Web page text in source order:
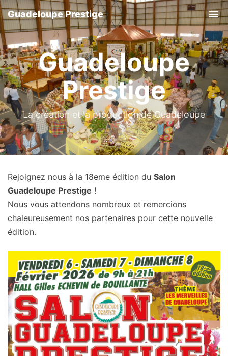
Guadeloupe Prestige
Guadeloupe
Prestige
La création et la production de Guadeloupe
Rejoignez nous à la 18eme édition du Salon
Guadeloupe Prestige !
Nous vous attendons nombreux et remercions
chaleureusement nos partenaires pour cette nouvelle
édition.